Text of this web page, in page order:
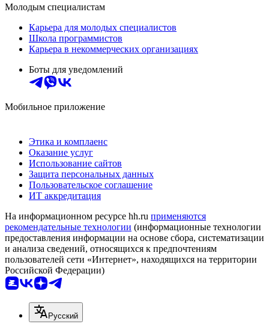
Молодым специалистам
Карьера для молодых специалистов
Школа программистов
Карьера в некоммерческих организациях
Боты для уведомлений
Мобильное приложение
Этика и комплаенс
Оказание услуг
Использование сайтов
Защита персональных данных
Пользовательское соглашение
ИТ аккредитация
На информационном ресурсе hh.ru применяются
рекомендательные технологии (информационные технологии
предоставления информации на основе сбора, систематизации
и анализа сведений, относящихся к предпочтениям
пользователей сети «Интернет», находящихся на территории
Российской Федерации)
Русский